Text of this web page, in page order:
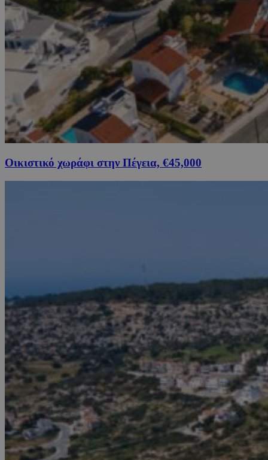
Οικιστικό χωράφι στην Πέγεια, €45,000